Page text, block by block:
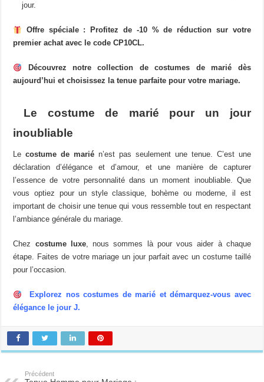
jour.
Offre spéciale : Profitez de -10 % de réduction sur votre
premier achat avec le code CP10CL.
Découvrez notre collection de costumes de marié dès
aujourd’hui et choisissez la tenue parfaite pour votre mariage.
Le costume de marié pour un jour
inoubliable
Lecostume de marié n’est pas seulement une tenue. C’est une
déclaration d’élégance et d’amour, et une manière de capturer
l’essence de votre personnalité dans un moment inoubliable. Que
vous optiez pour un style classique, bohème ou moderne, il est
important de choisir une tenue qui vous ressemble tout en respectant
l’ambiance générale du mariage.
Chez costume luxe, nous sommes là pour vous aider à chaque
étape. Faites de votre mariage un jour parfait avec un costume taillé
pour l’occasion.
Explorez nos costumes de marié et démarquez-vous avec
élégance le jour J.
Précédent